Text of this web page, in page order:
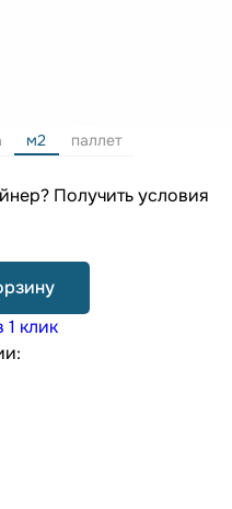
м2 паллет
Получить условия
1 клик